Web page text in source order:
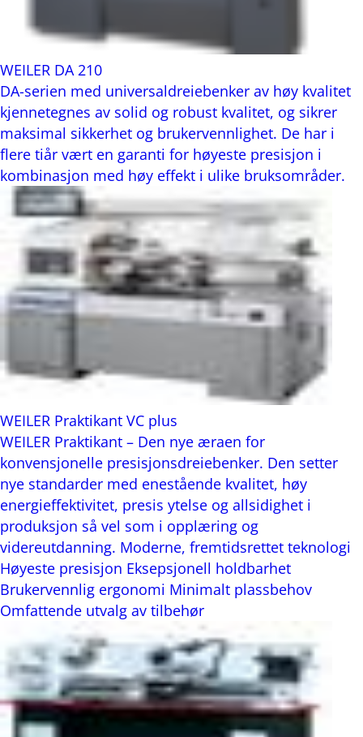
WEILER DA 210
DA-serien med universaldreiebenker av høy kvalitet
kjennetegnes av solid og robust kvalitet, og sikrer
maksimal sikkerhet og brukervennlighet. De har i
flere tiår vært en garanti for høyeste presisjon i
kombinasjon med høy effekt i ulike bruksområder.
WEILER Praktikant VC plus
WEILER Praktikant – Den nye æraen for
konvensjonelle presisjonsdreiebenker. Den setter
nye standarder med enestående kvalitet, høy
energieffektivitet, presis ytelse og allsidighet i
produksjon så vel som i opplæring og
videreutdanning. Moderne, fremtidsrettet teknologi
Høyeste presisjon Eksepsjonell holdbarhet
Brukervennlig ergonomi Minimalt plassbehov
Omfattende utvalg av tilbehør